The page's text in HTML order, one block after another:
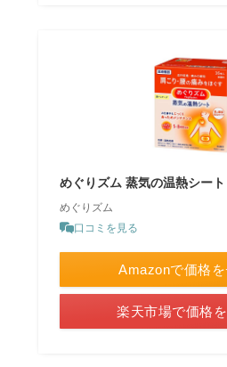
めぐりズム 蒸気の温熱シー
めぐりズム
口コミを見る
Amazonで価格
楽天市場で価格